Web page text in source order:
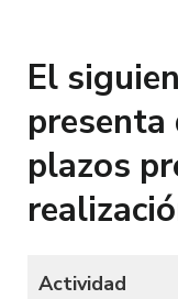
El
plazos
Actividad